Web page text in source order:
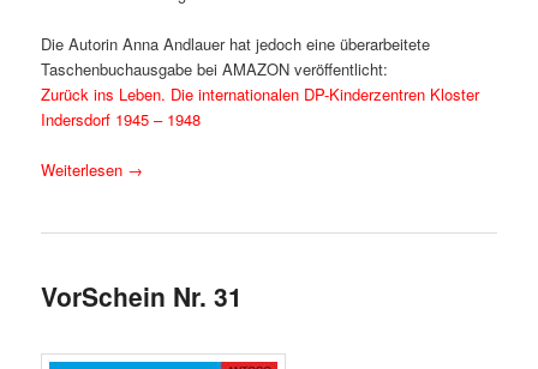
Die Autorin Anna Andlauer hat jedoch eine überarbeitete
Taschenbuchausgabe bei AMAZON veröffentlicht:
Zurück ins Leben. Die internationalen DP-Kinderzentren Kloster
Indersdorf 1945 – 1948
Weiterlesen →
VorSchein Nr. 31